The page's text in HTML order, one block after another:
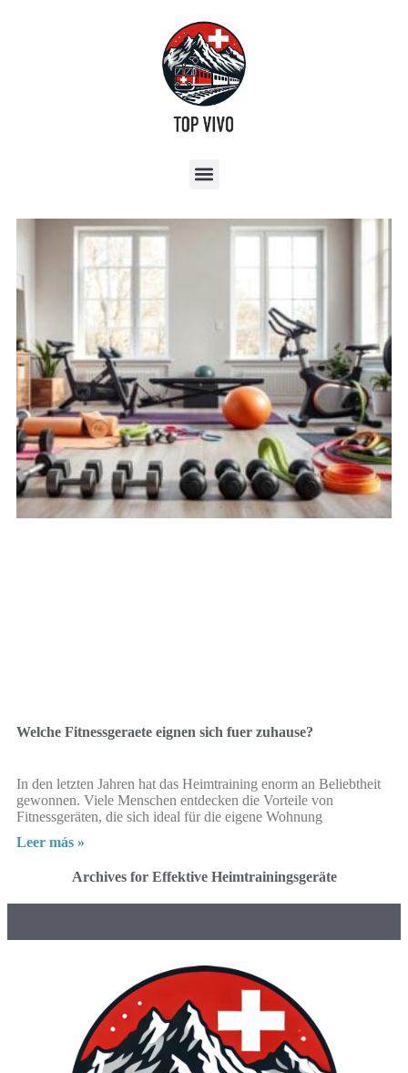
Welche Fitnessgeraete eignen sich fuer zuhause?
In den letzten Jahren hat das Heimtraining enorm an Beliebtheit
gewonnen. Viele Menschen entdecken die Vorteile von
Fitnessgeräten, die sich ideal für die eigene Wohnung
Leer más »
Archives for Effektive Heimtrainingsgeräte